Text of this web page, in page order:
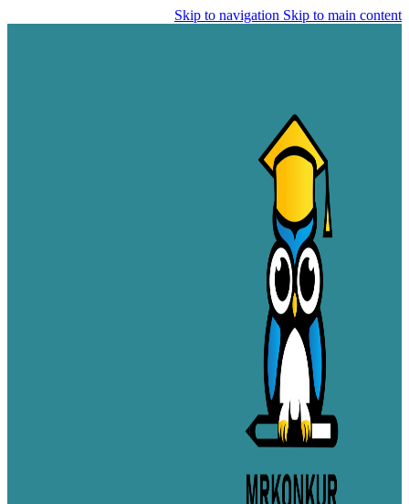
Skip to navigation Skip to main content